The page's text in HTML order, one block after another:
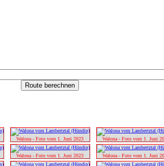
Walona - Foto vom 1. Juni 2023 Walona - Foto vom 1. Juni
Walona - Foto vom 1. Juni 2023 Walona - Foto vom 1. Juni